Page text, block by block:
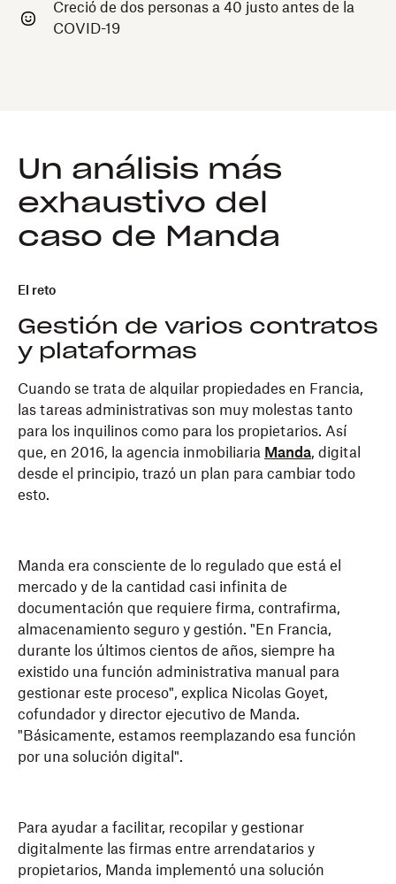
Creció de dos personas a 40 justo antes de la
COVID-19
Un análisis más
exhaustivo del
caso de Manda
El reto
Gestión de varios contratos
y plataformas
Cuando se trata de alquilar propiedades en Francia,
las tareas administrativas son muy molestas tanto
para los inquilinos como para los propietarios. Así
que, en 2016, la agencia inmobiliaria Manda, digital
desde el principio, trazó un plan para cambiar todo
esto.
Manda era consciente de lo regulado que está el
mercado y de la cantidad casi infinita de
documentación que requiere firma, contrafirma,
almacenamiento seguro y gestión. "En Francia,
durante los últimos cientos de años, siempre ha
existido una función administrativa manual para
gestionar este proceso", explica Nicolas Goyet,
cofundador y director ejecutivo de Manda.
"Básicamente, estamos reemplazando esa función
por una solución digital".
Para ayudar a facilitar, recopilar y gestionar
digitalmente las firmas entre arrendatarios y
propietarios, Manda implementó una solución